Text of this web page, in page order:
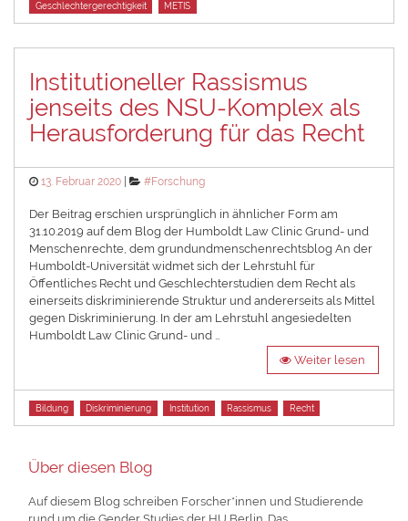
Geschlechtergerechtigkeit
METIS
Institutioneller Rassismus
jenseits des NSU-Komplex als
Herausforderung für das Recht
Posted
13. Februar 2020 Categories
#Forschung
Der Beitrag erschien ursprünglich in ähnlicher Form am
31.10.2019 auf dem Blog der Humboldt Law Clinic Grund- und
Menschenrechte, dem grundundmenschenrechtsblog An der
Humboldt-Universität widmet sich der Lehrstuhl für
Öffentliches Recht und Geschlechterstudien dem Recht als
einerseits diskriminierende Struktur und andererseits als Mittel
gegen Diskriminierung. In der am Lehrstuhl angesiedelten
Humboldt Law Clinic Grund- und …
Weiter lesen
Tags
Bildung Diskriminierung Institution Rassismus Recht
Über diesen Blog
Auf diesem Blog schreiben Forscher*innen und Studierende